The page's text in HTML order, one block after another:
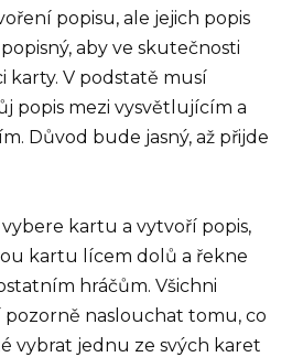
popisu, ale jejich popis
aby ve skutečnosti
karty. V podstatě musí
popis mezi vysvětlujícím a
Důvod bude jasný, až přijde
kartu a vytvoří popis,
kartu lícem dolů a řekne
hráčům. Všichni
naslouchat tomu, co
vybrat jednu ze svých karet